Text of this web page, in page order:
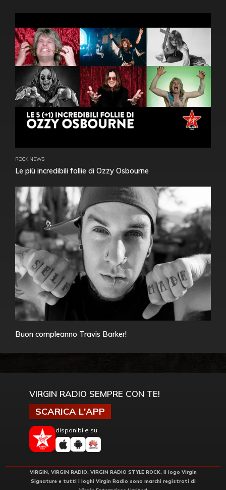
ROCK NEWS
Le più incredibili follie di Ozzy Osbourne
Buon compleanno Travis Barker!
VIRGIN RADIO SEMPRE CON TE!
SCARICA L'APP
disponibile su
VIRGIN, VIRGIN RADIO, VIRGIN RADIO STYLE ROCK, il logo Virgin
Signature e tutti i loghi Virgin Radio sono marchi registrati di